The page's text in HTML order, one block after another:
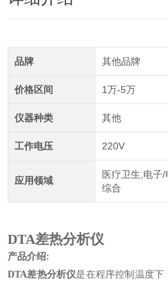
品牌 其他品牌
价格区间 1万-5万
仪器种类 其他
工作电压 220V
应用领域
医疗卫生,电子
综合
DTA差热分析仪
产品介绍:
DTA差热分析仪是在程序控制温度下